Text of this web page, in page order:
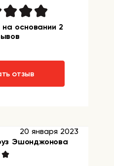
Эшонджонова
20 января 2023
основании 2
отзыв